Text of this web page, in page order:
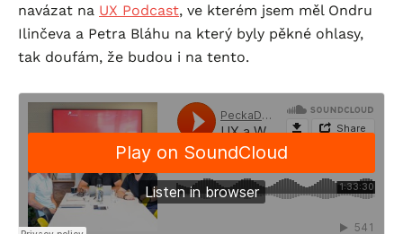
navázat na UX Podcast, ve kterém jsem měl Ondru
Ilinčeva a Petra Bláhu na který byly pěkné ohlasy,
tak doufám, že budou i na tento.